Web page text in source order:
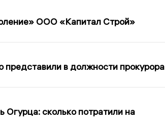
ООО «Капитал Строй»
в должности прокурора
сколько потратили на